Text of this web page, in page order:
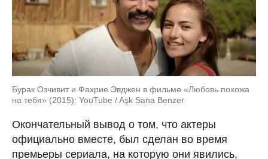
Бурак Озчивит и Фахрие Эвджен в фильме «Любовь похожа
на тебя» (2015): YouTube / Aşk Sana Benzer
Окончательный вывод о том, что актеры
официально вместе, был сделан во время
премьеры сериала, на которую они явились,